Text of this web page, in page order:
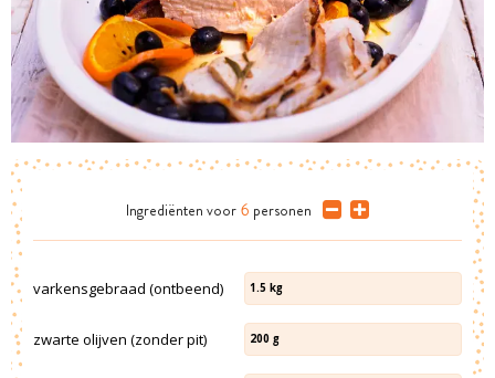
Ingrediënten voor 6 personen
varkensgebraad (ontbeend) 1.5 kg
zwarte olijven (zonder pit) 200 g